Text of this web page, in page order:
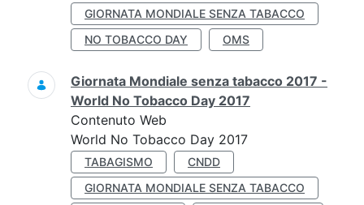
GIORNATA MONDIALE SENZA TABACCO
NO TOBACCO DAY
OMS
Giornata Mondiale senza tabacco 2017 -
World No Tobacco Day 2017
Contenuto Web
World No Tobacco Day 2017
TABAGISMO
CNDD
GIORNATA MONDIALE SENZA TABACCO